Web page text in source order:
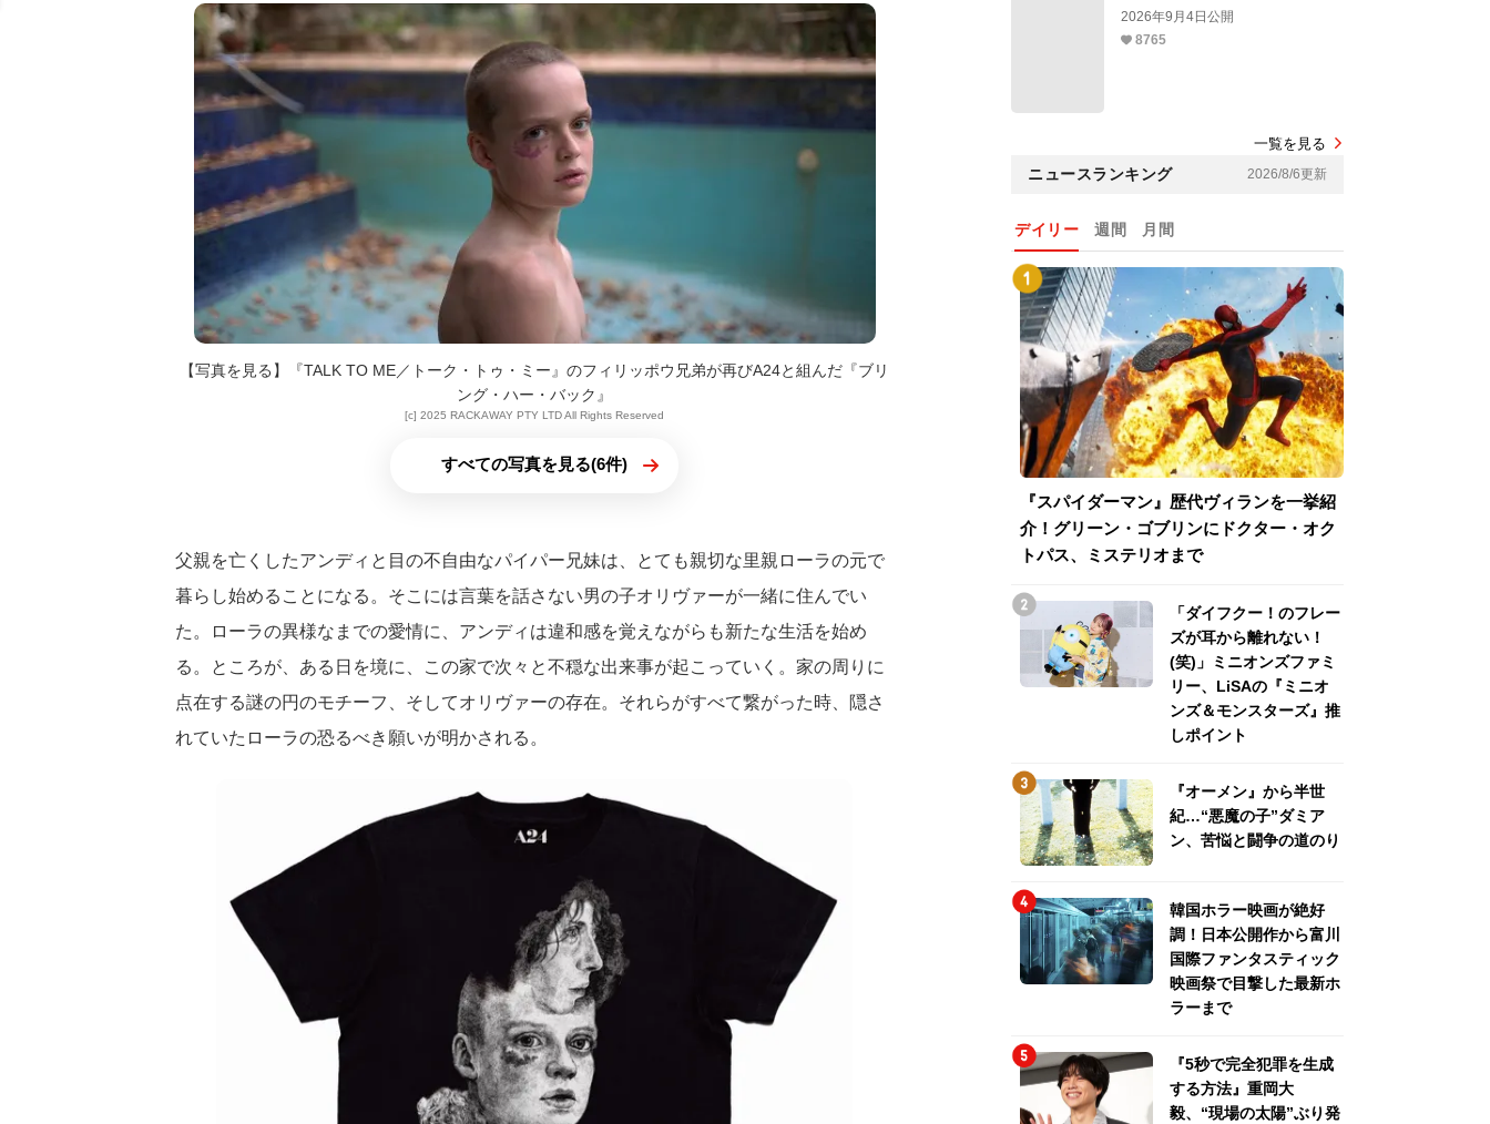
【写真を見る】『TALK TO ME／トーク・トゥ・ミー』のフィリッポウ兄弟が再びA24と組んだ『ブリ
ング・ハー・バック』
[c] 2025 RACKAWAY PTY LTD All Rights Reserved
すべての写真を見る(6件)
父親を亡くしたアンディと目の不自由なパイパー兄妹は、とても親切な里親ローラの元で
暮らし始めることになる。そこには言葉を話さない男の子オリヴァーが一緒に住んでい
た。ローラの異様なまでの愛情に、アンディは違和感を覚えながらも新たな生活を始め
る。ところが、ある日を境に、この家で次々と不穏な出来事が起こっていく。家の周りに
点在する謎の円のモチーフ、そしてオリヴァーの存在。それらがすべて繋がった時、隠さ
れていたローラの恐るべき願いが明かされる。
2026年9月4日公開
8765
一覧を見る
ニュースランキング 2026/8/6更新
デイリー 週間 月間
『スパイダーマン』歴代ヴィランを一挙紹
介！グリーン・ゴブリンにドクター・オク
トパス、ミステリオまで
「ダイフクー！のフレー
ズが耳から離れない！
(笑)」ミニオンズファミ
リー、LiSAの『ミニオ
ンズ＆モンスターズ』推
しポイント
『オーメン』から半世
紀…“悪魔の子”ダミア
ン、苦悩と闘争の道のり
韓国ホラー映画が絶好
調！日本公開作から富川
国際ファンタスティック
映画祭で目撃した最新ホ
ラーまで
『5秒で完全犯罪を生成
する方法』重岡大
毅、“現場の太陽”ぶり発